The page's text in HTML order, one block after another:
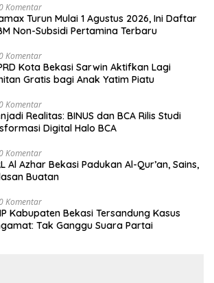
Komentar
Turun Mulai 1 Agustus 2026, Ini Daftar
Non-Subsidi Pertamina Terbaru
Komentar
Kota Bekasi Sarwin Aktifkan Lagi
Gratis bagi Anak Yatim Piatu
Komentar
Realitas: BINUS dan BCA Rilis Studi
Digital Halo BCA
Komentar
Al Azhar Bekasi Padukan Al-Qur’an, Sains,
Buatan
Komentar
Kabupaten Bekasi Tersandung Kasus
Tak Ganggu Suara Partai